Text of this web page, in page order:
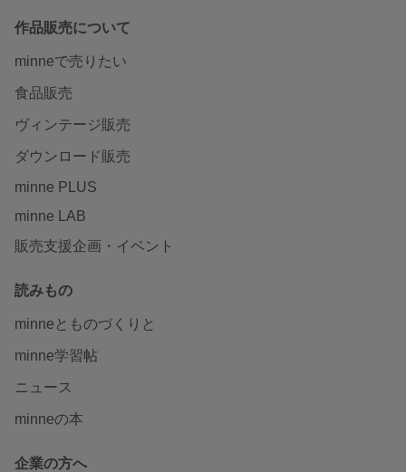
作品販売について
minneで売りたい
食品販売
ヴィンテージ販売
ダウンロード販売
minne PLUS
minne LAB
販売支援企画・イベント
読みもの
minneとものづくりと
minne学習帖
ニュース
minneの本
企業の方へ